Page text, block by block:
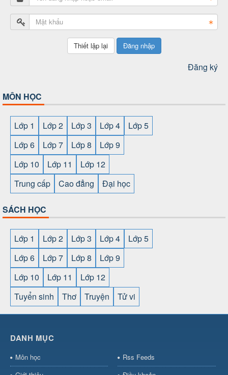
Đăng nhập
Đăng ký
MÔN HỌC
Lớp 1 Lớp 2 Lớp 3 Lớp 4
Lớp 5
Lớp 6
Lớp 7 Lớp 8
Lớp 9
Lớp 10
Lớp 11
Lớp 12
Trung cấp
Cao đẳng Đại học
SÁCH HỌC
Lớp 1 Lớp 2 Lớp 3 Lớp 4
Lớp 5
Lớp 6
Lớp 7 Lớp 8
Lớp 9
Lớp 10
Lớp 11
Lớp 12
Tuyển sinh
Thơ Truyện Tử vi
cái OPEN88⇔
⇔https://gameb52a.club/ https://taixiuonl.com/
bài⇔bóng đá trực tiếp⇔fly88
DANH MỤC
Môn học
Rss Feeds